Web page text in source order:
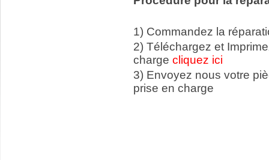
1) Commandez la
2) Téléchargez et
charge cliquez ici
3) Envoyez nous votre
prise en charge